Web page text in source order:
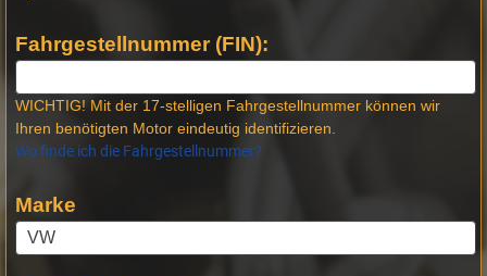
Fahrgestellnummer (FIN):
WICHTIG! Mit der 17-stelligen Fahrgestellnummer können wir
Ihren benötigten Motor eindeutig identifizieren.
Wo finde ich die Fahrgestellnummer?
Marke